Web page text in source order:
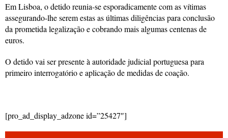
Em Lisboa, o detido reunia-se esporadicamente com as vítimas
assegurando-lhe serem estas as últimas diligências para conclusão
da prometida legalização e cobrando mais algumas centenas de
euros.
O detido vai ser presente à autoridade judicial portuguesa para
primeiro interrogatório e aplicação de medidas de coação.
[pro_ad_display_adzone id=”25427″]